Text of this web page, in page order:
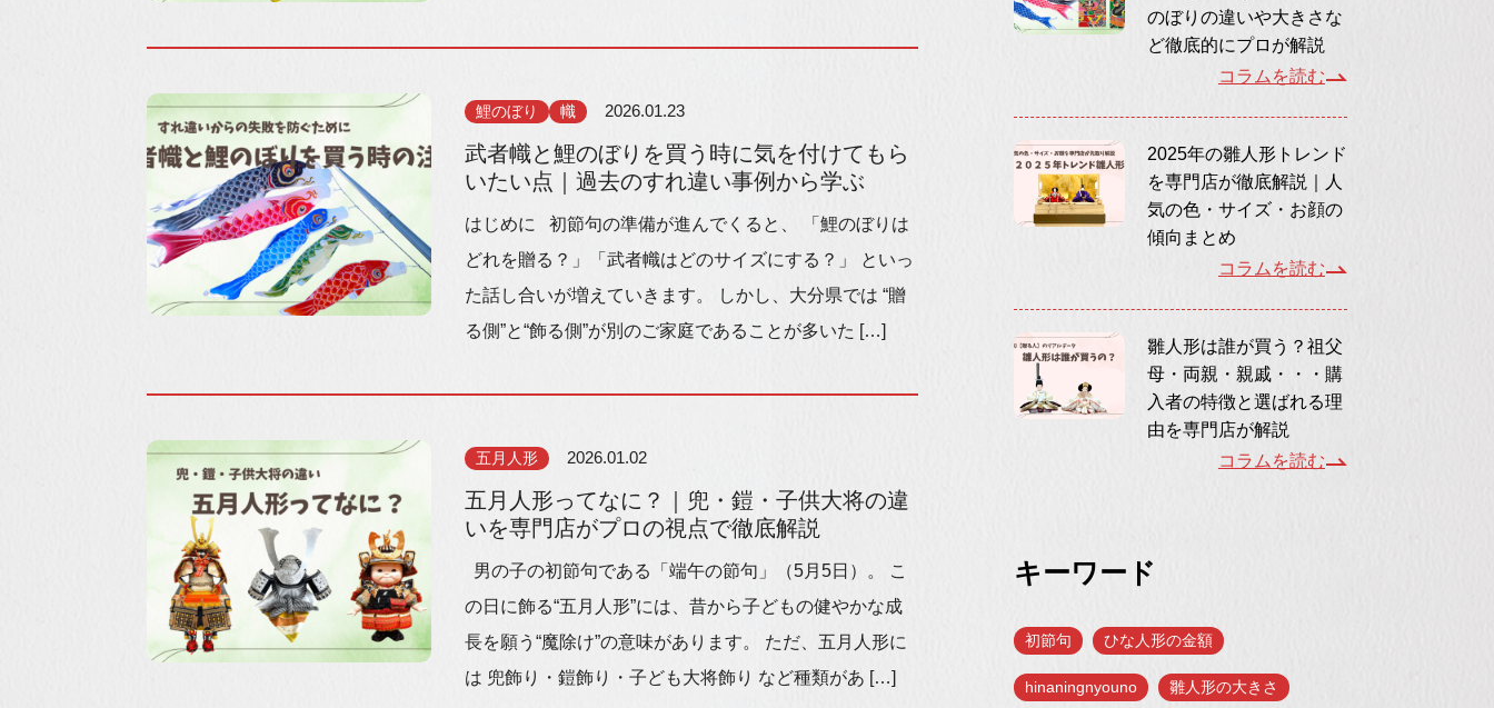
鯉のぼり 幟 2026.01.23
武者幟と鯉のぼりを買う時に気を付けてもら
いたい点｜過去のすれ違い事例から学ぶ
はじめに 初節句の準備が進んでくると、 「鯉のぼりは
どれを贈る？」「武者幟はどのサイズにする？」 といっ
た話し合いが増えていきます。 しかし、大分県では “贈
る側”と“飾る側”が別のご家庭であることが多いた […]
五月人形 2026.01.02
五月人形ってなに？｜兜・鎧・子供大将の違
いを専門店がプロの視点で徹底解説
男の子の初節句である「端午の節句」（5月5日）。 こ
の日に飾る“五月人形”には、昔から子どもの健やかな成
長を願う“魔除け”の意味があります。 ただ、五月人形に
は 兜飾り・鎧飾り・子ども大将飾り など種類があ […]
のぼりの違いや大きさな
ど徹底的にプロが解説
コラムを読む
2025年の雛人形トレンド
を専門店が徹底解説｜人
気の色・サイズ・お顔の
傾向まとめ
コラムを読む
雛人形は誰が買う？祖父
母・両親・親戚・・・購
入者の特徴と選ばれる理
由を専門店が解説
コラムを読む
キーワード
初節句 ひな人形の金額
hinaningnyouno 雛人形の大きさ